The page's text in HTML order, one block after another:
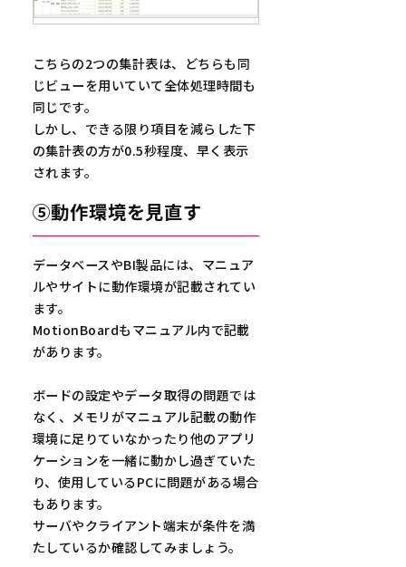
こちらの2つの集計表は、どちらも同
じビューを用いていて全体処理時間も
同じです。
しかし、できる限り項目を減らした下
の集計表の方が0.5秒程度、早く表示
されます。
⑤動作環境を見直す
データベースやBI製品には、マニュア
ルやサイトに動作環境が記載されてい
ます。
MotionBoardもマニュアル内で記載
があります。
ボードの設定やデータ取得の問題では
なく、メモリがマニュアル記載の動作
環境に足りていなかったり他のアプリ
ケーションを一緒に動かし過ぎていた
り、使用しているPCに問題がある場合
もあります。
サーバやクライアント端末が条件を満
たしているか確認してみましょう。